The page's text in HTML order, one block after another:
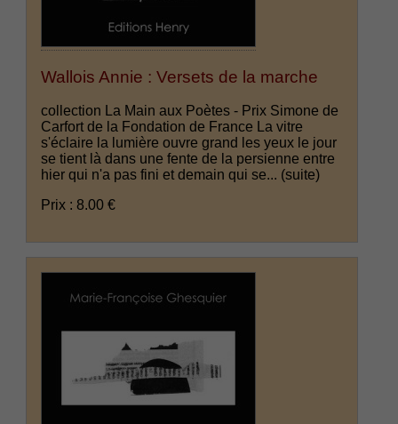
Wallois Annie : Versets de la marche
collection La Main aux Poètes - Prix Simone de
Carfort de la Fondation de France La vitre
s'éclaire la lumière ouvre grand les yeux le jour
se tient là dans une fente de la persienne entre
hier qui n'a pas fini et demain qui se... (suite)
Prix : 8.00 €